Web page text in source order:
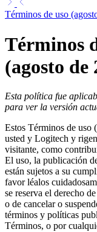
Términos de uso
Términos
(agosto de
Esta política fue
para ver la versión
Estos Términos de uso
usted y Logitech y
visitante, como
El uso, la publicación
están sujetos a su
favor léalos
se reserva el derecho
o de cancelar o
términos y políticas
Términos, o por